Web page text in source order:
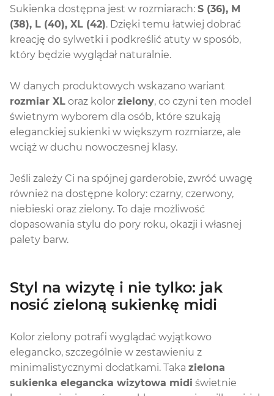
Sukienka dostępna jest w rozmiarach: S (36), M
(38), L (40), XL (42). Dzięki temu łatwiej dobrać
kreację do sylwetki i podkreślić atuty w sposób,
który będzie wyglądał naturalnie.
W danych produktowych wskazano wariant
rozmiar XL oraz kolor zielony, co czyni ten model
świetnym wyborem dla osób, które szukają
eleganckiej sukienki w większym rozmiarze, ale
wciąż w duchu nowoczesnej klasy.
Jeśli zależy Ci na spójnej garderobie, zwróć uwagę
również na dostępne kolory: czarny, czerwony,
niebieski oraz zielony. To daje możliwość
dopasowania stylu do pory roku, okazji i własnej
palety barw.
Styl na wizytę i nie tylko: jak
nosić zieloną sukienkę midi
Kolor zielony potrafi wyglądać wyjątkowo
elegancko, szczególnie w zestawieniu z
minimalistycznymi dodatkami. Taka zielona
sukienka elegancka wizytowa midi świetnie